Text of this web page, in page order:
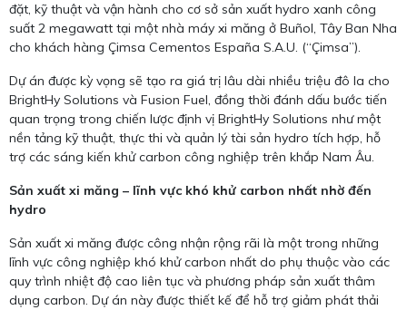
đặt, kỹ thuật và vận hành cho cơ sở sản xuất hydro xanh công
suất 2 megawatt tại một nhà máy xi măng ở Buñol, Tây Ban Nha
cho khách hàng Çimsa Cementos España S.A.U. (“Çimsa”).
Dự án được kỳ vọng sẽ tạo ra giá trị lâu dài nhiều triệu đô la cho
BrightHy Solutions và Fusion Fuel, đồng thời đánh dấu bước tiến
quan trọng trong chiến lược định vị BrightHy Solutions như một
nền tảng kỹ thuật, thực thi và quản lý tài sản hydro tích hợp, hỗ
trợ các sáng kiến khử carbon công nghiệp trên khắp Nam Âu.
Sản xuất xi măng – lĩnh vực khó khử carbon nhất nhờ đến
hydro
Sản xuất xi măng được công nhận rộng rãi là một trong những
lĩnh vực công nghiệp khó khử carbon nhất do phụ thuộc vào các
quy trình nhiệt độ cao liên tục và phương pháp sản xuất thâm
dụng carbon. Dự án này được thiết kế để hỗ trợ giảm phát thải